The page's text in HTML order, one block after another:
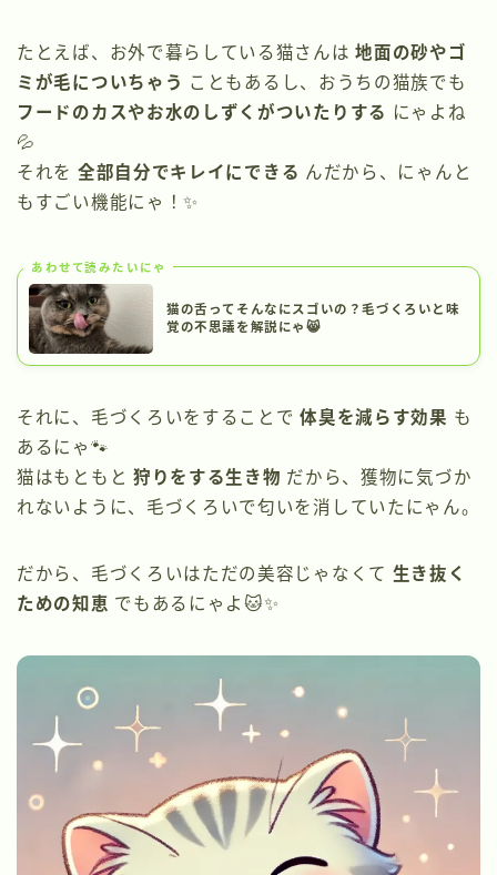
たとえば、お外で暮らしている猫さんは地面の砂やゴ
ミが毛についちゃう こともあるし、おうちの猫族でも
フードのカスやお水のしずくがついたりする にゃよね
💦
それを 全部自分でキレイにできる んだから、にゃんと
もすごい機能にゃ！✨
あわせて読みたいにゃ
猫の舌ってそんなにスゴいの？毛づくろいと味
覚の不思議を解説にゃ😸
それに、毛づくろいをすることで体臭を減らす効果 も
あるにゃ🐾
猫はもともと 狩りをする生き物 だから、獲物に気づか
れないように、毛づくろいで匂いを消していたにゃん。
だから、毛づくろいはただの美容じゃなくて 生き抜く
ための知恵 でもあるにゃよ🐱✨